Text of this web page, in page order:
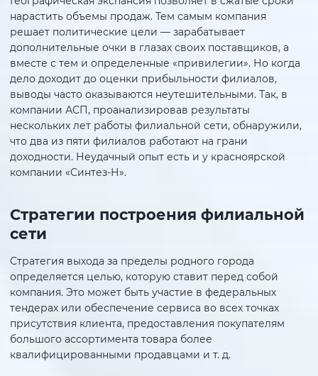
нарастить объемы продаж. Тем самым компания
решает политические цели — зарабатывает
дополнительные очки в глазах своих поставщиков, а
вместе с тем и определенные «привилегии». Но когда
дело доходит до оценки прибыльности филиалов,
выводы часто оказываются неутешительными. Так, в
компании АСП, проанализировав результаты
нескольких лет работы филиальной сети, обнаружили,
что два из пяти филиалов работают на грани
доходности. Неудачный опыт есть и у красноярской
компании «Синтез-Н».
Стратегии построения филиальной
сети
Стратегия выхода за пределы родного города
определяется целью, которую ставит перед собой
компания. Это может быть участие в федеральных
тендерах или обеспечение сервиса во всех точках
присутствия клиента, предоставления покупателям
большого ассортимента товара более
квалифицированными продавцами и т. д.